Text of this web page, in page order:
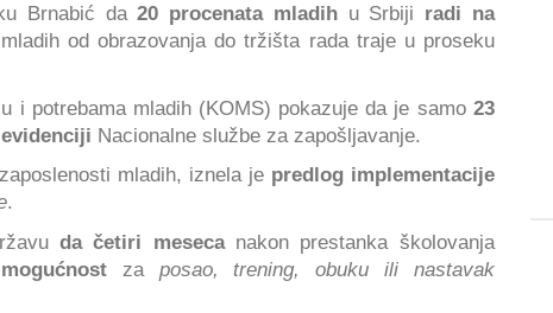
Brnabić da20 procenata mladih u Srbiji radi na
mladih od obrazovanja do tržišta rada traje u proseku
i potrebama mladih (KOMS) pokazuje da je samo 23
Nacionalne službe za zapošljavanje.
mladih, iznela je predlog implementacije
.
da četiri mesecanakon prestanka školovanja
mogućnost za posao, trening, obuku ili nastavak